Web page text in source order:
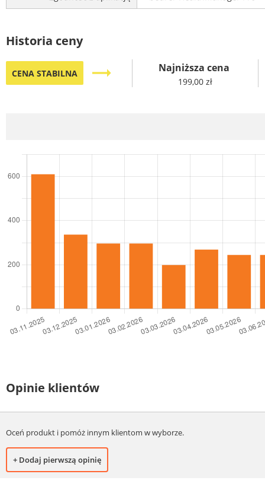
Historia ceny
CENA STABILNA trending_flat Najniższa cena
199,00 zł
Opinie klientów
Oceń produkt i pomóż innym klientom w wyborze.
+ Dodaj pierwszą opinię